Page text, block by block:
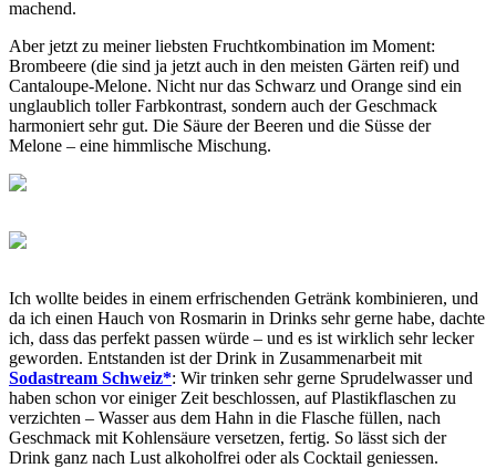
machend.
Aber jetzt zu meiner liebsten Fruchtkombination im Moment:
Brombeere (die sind ja jetzt auch in den meisten Gärten reif) und
Cantaloupe-Melone. Nicht nur das Schwarz und Orange sind ein
unglaublich toller Farbkontrast, sondern auch der Geschmack
harmoniert sehr gut. Die Säure der Beeren und die Süsse der
Melone – eine himmlische Mischung.
Ich wollte beides in einem erfrischenden Getränk kombinieren, und
da ich einen Hauch von Rosmarin in Drinks sehr gerne habe, dachte
ich, dass das perfekt passen würde – und es ist wirklich sehr lecker
geworden. Entstanden ist der Drink in Zusammenarbeit mit
Sodastream Schweiz*: Wir trinken sehr gerne Sprudelwasser und
haben schon vor einiger Zeit beschlossen, auf Plastikflaschen zu
verzichten – Wasser aus dem Hahn in die Flasche füllen, nach
Geschmack mit Kohlensäure versetzen, fertig. So lässt sich der
Drink ganz nach Lust alkoholfrei oder als Cocktail geniessen.